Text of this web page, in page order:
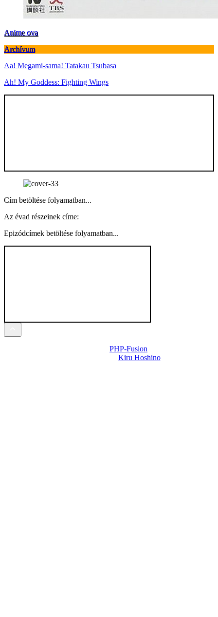
Anime ova
Archívum
Aa! Megami-sama! Tatakau Tsubasa
Ah! My Goddess: Fighting Wings
Cím betöltése folyamatban...
Az évad részeinek címe:
Epizódcímek betöltése folyamatban...
PHP-Fusion
Kiru Hoshino